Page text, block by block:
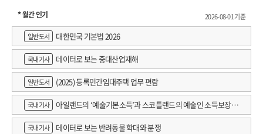
* 월간 인기
2026-08-01 기준
일반도서
대한민국 기본법 2026
국내기사 데이터로 보는 중대산업재해
일반도서 (2025) 등록민간임대주택 업무 편람
국내기사
아일랜드의 ‘예술기본소득’과 스코틀랜드의 예술인 소득보장정
책 논의
국내기사 데이터로 보는 반려동물 학대와 분쟁